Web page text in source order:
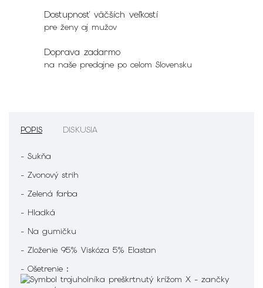
Dostupnosť väčších veľkostí
pre ženy aj mužov
Doprava zadarmo
na naše predajne po celom Slovensku
POPIS DISKUSIA
- Sukňa
- Zvonový strih
- Zelená farba
- Hladká
- Na gumičku
- Zloženie 95% Viskóza 5% Elastan
- Ošetrenie :